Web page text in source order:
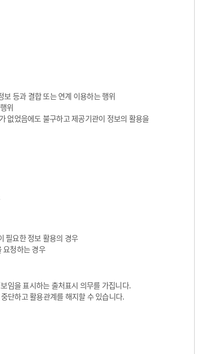
등과 결합 또는 연계 이용하는 행위
위
없었음에도 불구하고 제공기관이 정보의 활용을
필요한 정보 활용의 경우
요청하는 경우
임을 표시하는 출처표시 의무를 가집니다.
단하고 활용관계를 해지할 수 있습니다.